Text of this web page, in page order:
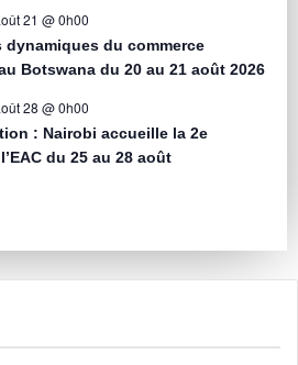
21 @ 0h00
dynamiques du commerce
Botswana du 20 au 21 août 2026
28 @ 0h00
: Nairobi accueille la 2e
du 25 au 28 août